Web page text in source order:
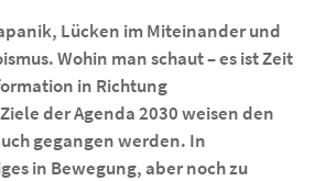
Lücken im Miteinander und
Wohin man schaut – es ist Zeit
in Richtung
der Agenda 2030 weisen den
gegangen werden. In
in Bewegung, aber noch zu